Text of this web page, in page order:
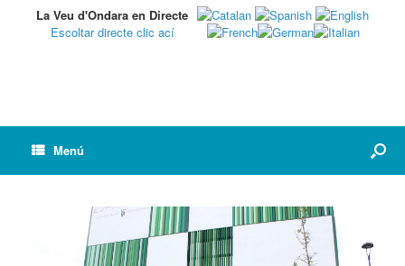
La Veu d'Ondara en Directe
Escoltar directe clic ací
Menú